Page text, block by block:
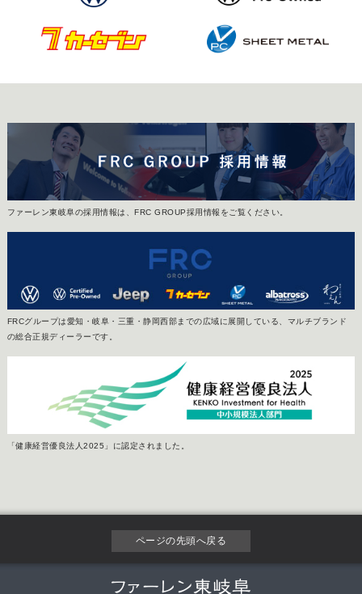
ファーレン東岐阜の採用情報は、FRC GROUP採用情報をご覧ください。
FRCグループは愛知・岐阜・三重・静岡西部までの広域に展開している、マルチブランド
の総合正規ディーラーです。
「健康経営優良法人2025」に認定されました。
ページの先頭へ戻る